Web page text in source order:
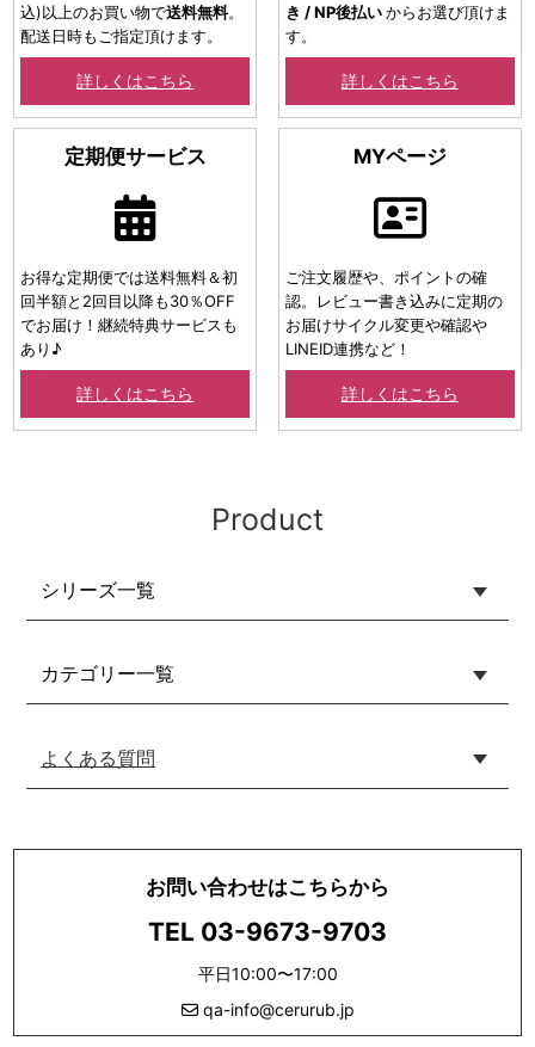
込)以上のお買い物で送料無料。
配送日時もご指定頂けます。
詳しくはこちら
き / NP後払い からお選び頂けま
す。
詳しくはこちら
定期便サービス
お得な定期便では送料無料＆初
回半額と2回目以降も30％OFF
でお届け！継続特典サービスも
あり♪
詳しくはこちら
MYページ
ご注文履歴や、ポイントの確
認。レビュー書き込みに定期の
お届けサイクル変更や確認や
LINEID連携など！
詳しくはこちら
Product
シリーズ一覧
カテゴリー一覧
よくある質問
お問い合わせはこちらから
TEL 03-9673-9703
平日10:00〜17:00
qa-info@cerurub.jp